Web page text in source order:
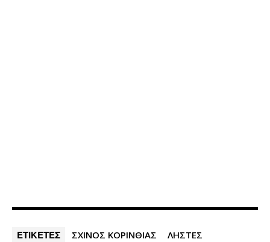
ΕΤΙΚΕΤΕΣ ΣΧΙΝΟΣ ΚΟΡΙΝΘΙΑΣ
ΛΗΣΤΕΣ